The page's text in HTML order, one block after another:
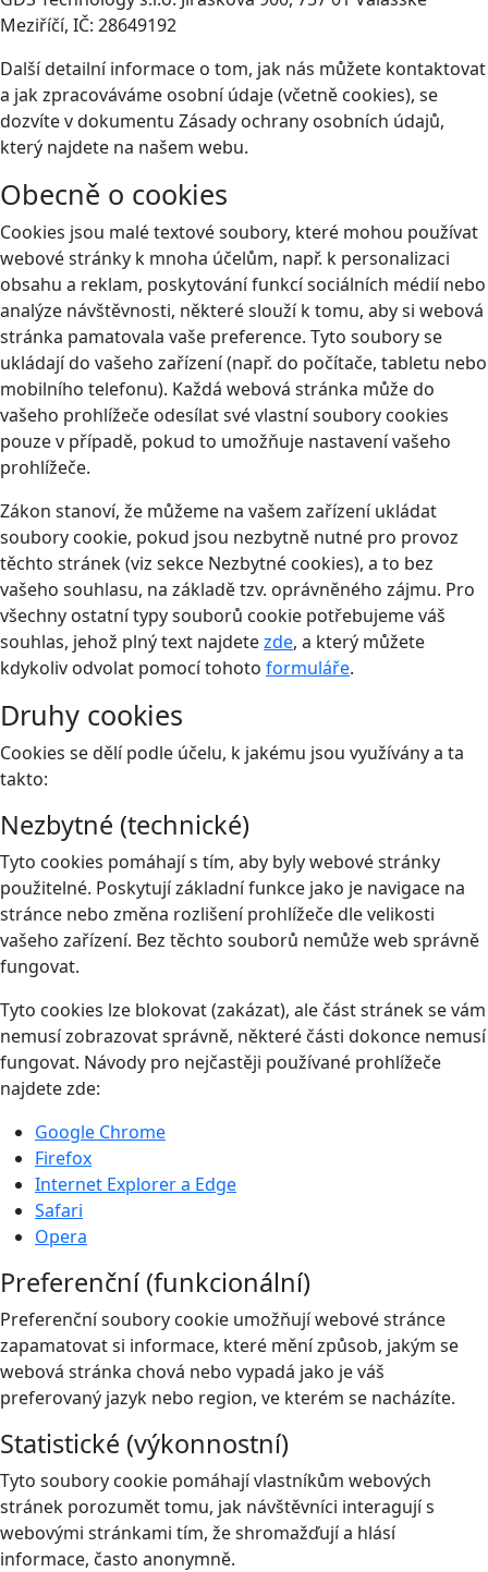
Meziříčí, IČ: 28649192
Další detailní informace o tom, jak nás můžete kontaktovat
a jak zpracováváme osobní údaje (včetně cookies), se
dozvíte v dokumentu Zásady ochrany osobních údajů,
který najdete na našem webu.
Obecně o cookies
Cookies jsou malé textové soubory, které mohou používat
webové stránky k mnoha účelům, např. k personalizaci
obsahu a reklam, poskytování funkcí sociálních médií nebo
analýze návštěvnosti, některé slouží k tomu, aby si webová
stránka pamatovala vaše preference. Tyto soubory se
ukládají do vašeho zařízení (např. do počítače, tabletu nebo
mobilního telefonu). Každá webová stránka může do
vašeho prohlížeče odesílat své vlastní soubory cookies
pouze v případě, pokud to umožňuje nastavení vašeho
prohlížeče.
Zákon stanoví, že můžeme na vašem zařízení ukládat
soubory cookie, pokud jsou nezbytně nutné pro provoz
těchto stránek (viz sekce Nezbytné cookies), a to bez
vašeho souhlasu, na základě tzv. oprávněného zájmu. Pro
všechny ostatní typy souborů cookie potřebujeme váš
souhlas, jehož plný text najdetezde, a který můžete
kdykoliv odvolat pomocí tohoto formuláře.
Druhy cookies
Cookies se dělí podle účelu, k jakému jsou využívány a ta
takto:
Nezbytné (technické)
Tyto cookies pomáhají s tím, aby byly webové stránky
použitelné. Poskytují základní funkce jako je navigace na
stránce nebo změna rozlišení prohlížeče dle velikosti
vašeho zařízení. Bez těchto souborů nemůže web správně
fungovat.
Tyto cookies lze blokovat (zakázat), ale část stránek se vám
nemusí zobrazovat správně, některé části dokonce nemusí
fungovat. Návody pro nejčastěji používané prohlížeče
najdete zde:
Google Chrome
Firefox
Internet Explorer a Edge
Safari
Opera
Preferenční (funkcionální)
Preferenční soubory cookie umožňují webové stránce
zapamatovat si informace, které mění způsob, jakým se
webová stránka chová nebo vypadá jako je váš
preferovaný jazyk nebo region, ve kterém se nacházíte.
Statistické (výkonnostní)
Tyto soubory cookie pomáhají vlastníkům webových
stránek porozumět tomu, jak návštěvníci interagují s
webovými stránkami tím, že shromažďují a hlásí
informace, často anonymně.